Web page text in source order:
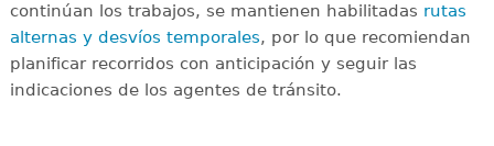
continúan los trabajos, se mantienen habilitadas rutas
alternas y desvíos temporales, por lo que recomiendan
planificar recorridos con anticipación y seguir las
indicaciones de los agentes de tránsito.